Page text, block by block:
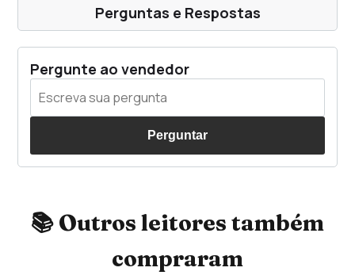
Perguntas e Respostas
Pergunte ao vendedor
Perguntar
📚 Outros leitores também
compraram